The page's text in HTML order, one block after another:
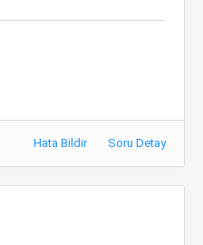
Hata Bildir Soru Detay